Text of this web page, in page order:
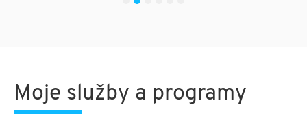
5
Moje služby a programy